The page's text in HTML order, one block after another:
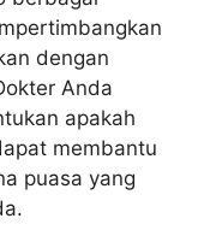
dengan
Anda
apakah
membantu
puasa yang